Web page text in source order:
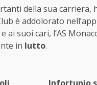
della sua carriera,
è addolorato
suoi cari, l’AS
in lutto.